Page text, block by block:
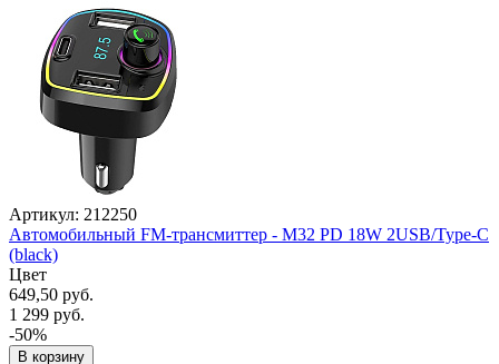
Артикул: 212250
Автомобильный FM-трансмиттер - M32 PD 18W 2USB/Type-C
(black)
Цвет
649,50 руб.
1 299 руб.
-50%
В корзину